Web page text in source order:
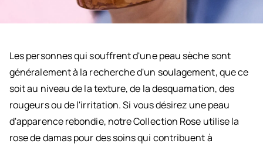
Les personnes qui souffrent d'une peau sèche sont
généralement à la recherche d'un soulagement, que ce
soit au niveau de la texture, de la desquamation, des
rougeurs ou de l'irritation. Si vous désirez une peau
d'apparence rebondie, notre Collection Rose utilise la
rose de damas pour des soins qui contribuent à